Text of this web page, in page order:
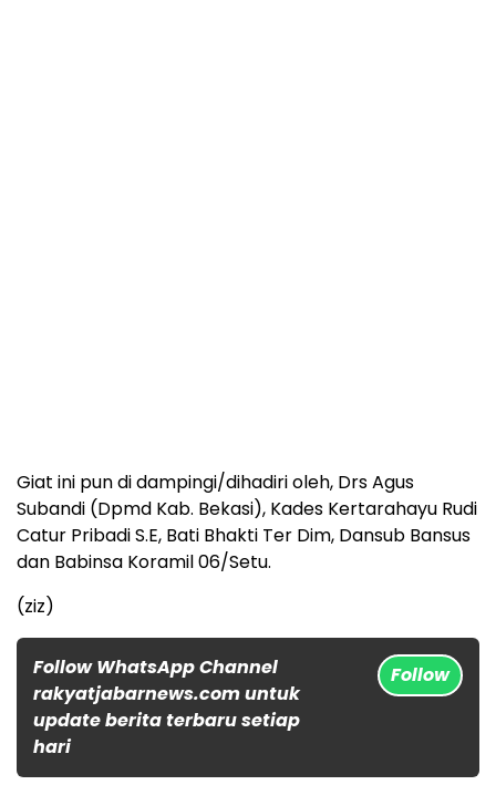
Giat ini pun di dampingi/dihadiri oleh, Drs Agus
Subandi (Dpmd Kab. Bekasi), Kades Kertarahayu Rudi
Catur Pribadi S.E, Bati Bhakti Ter Dim, Dansub Bansus
dan Babinsa Koramil 06/Setu.
(ziz)
Follow WhatsApp Channel
rakyatjabarnews.com untuk
update berita terbaru setiap
hari
Follow